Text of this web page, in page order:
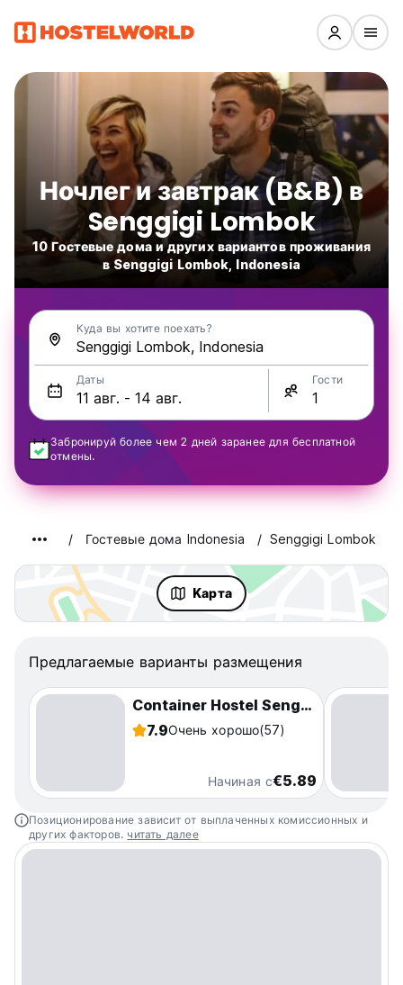
Ночлег и завтрак (B&B) в
Senggigi Lombok
10 Гостевые дома и других вариантов проживания
в Senggigi Lombok, Indonesia
Куда вы хотите поехать?
Даты Гости
Забронируй более чем 2 дней заранее для бесплатной
отмены.
Гостевые дома Indonesia Senggigi Lombok
Kарта
Предлагаемые варианты размещения
Container Hostel Senggigi
7.9Очень хорошо(57)
Начиная с€5.89
Позиционирование зависит от выплаченных комиссионных и
других факторов. читать далее